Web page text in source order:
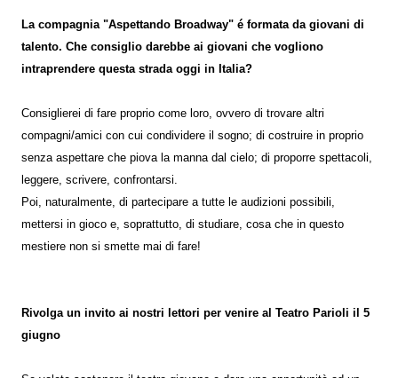
La compagnia "Aspettando Broadway" é formata da giovani di
talento. Che consiglio darebbe ai giovani che vogliono
intraprendere questa strada oggi in Italia?
Consiglierei di fare proprio come loro, ovvero di trovare altri
compagni/amici con cui condividere il sogno; di costruire in proprio
senza aspettare che piova la manna dal cielo; di proporre spettacoli,
leggere, scrivere, confrontarsi.
Poi, naturalmente, di partecipare a tutte le audizioni possibili,
mettersi in gioco e, soprattutto, di studiare, cosa che in questo
mestiere non si smette mai di fare!
Rivolga un invito ai nostri lettori per venire al Teatro Parioli il 5
giugno